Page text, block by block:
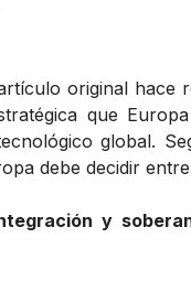
original hace
que
global.
debe decidir
y